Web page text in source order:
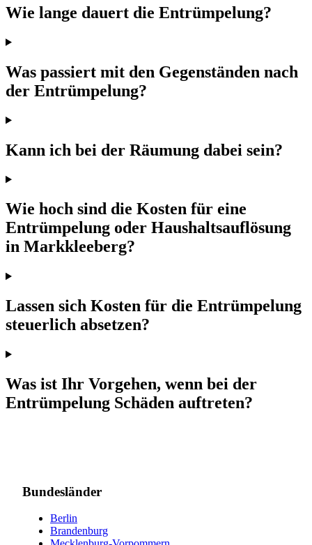
Wie lange dauert die Entrümpelung?
Was passiert mit den Gegenständen nach
der Entrümpelung?
Kann ich bei der Räumung dabei sein?
Wie hoch sind die Kosten für eine
Entrümpelung oder Haushaltsauflösung
in Markkleeberg?
Lassen sich Kosten für die Entrümpelung
steuerlich absetzen?
Was ist Ihr Vorgehen, wenn bei der
Entrümpelung Schäden auftreten?
Bundesländer
Berlin
Brandenburg